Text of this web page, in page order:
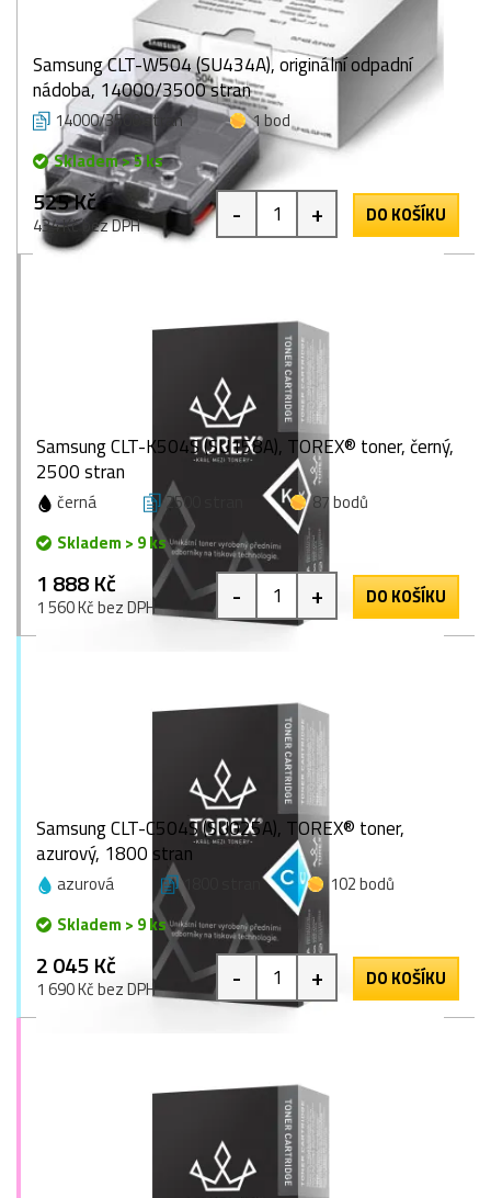
Samsung CLT-W504 (SU434A), originální odpadní
nádoba, 14000/3500 stran
14000/3500 stran
1 bod
Skladem > 5 ks
525 Kč
434 Kč bez DPH - + DO KOŠÍKU
Samsung CLT-K504S (SU158A), TOREX® toner, černý,
2500 stran
černá 2500 stran
87 bodů
Skladem > 9 ks
1 888 Kč
1 560 Kč bez DPH - + DO KOŠÍKU
Samsung CLT-C504S (SU025A), TOREX® toner,
azurový, 1800 stran
azurová 1800 stran
102 bodů
Skladem > 9 ks
2 045 Kč
1 690 Kč bez DPH - + DO KOŠÍKU